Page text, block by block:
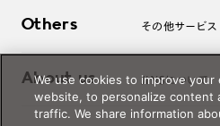
お問い合わせ
Others その他サービス
レンズ交換
オンラインギフト
About us JINSについて
Magnify Life
We use cookies to improve
website, to personalize content
traffic. We share information